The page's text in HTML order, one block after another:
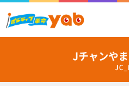
Jチャンや